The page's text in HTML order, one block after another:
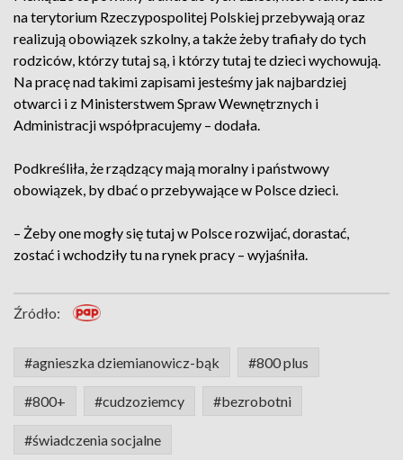
na terytorium Rzeczypospolitej Polskiej przebywają oraz
realizują obowiązek szkolny, a także żeby trafiały do tych
rodziców, którzy tutaj są, i którzy tutaj te dzieci wychowują.
Na pracę nad takimi zapisami jesteśmy jak najbardziej
otwarci i z Ministerstwem Spraw Wewnętrznych i
Administracji współpracujemy – dodała.
Podkreśliła, że rządzący mają moralny i państwowy
obowiązek, by dbać o przebywające w Polsce dzieci.
– Żeby one mogły się tutaj w Polsce rozwijać, dorastać,
zostać i wchodziły tu na rynek pracy – wyjaśniła.
Źródło:
#agnieszka dziemianowicz-bąk #800 plus
#800+ #cudzoziemcy #bezrobotni
#świadczenia socjalne